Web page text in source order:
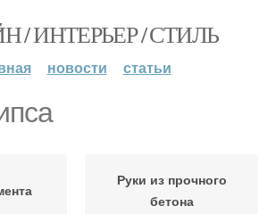
/ ИНТЕРЬЕР / СТИЛЬ
новости статьи
Руки из прочного
бетона